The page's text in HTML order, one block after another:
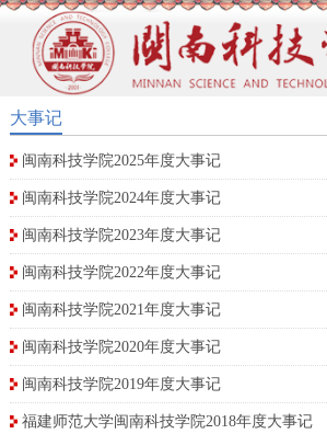
大事记
闽南科技学院2025年度大事记
闽南科技学院2024年度大事记
闽南科技学院2023年度大事记
闽南科技学院2022年度大事记
闽南科技学院2021年度大事记
闽南科技学院2020年度大事记
闽南科技学院2019年度大事记
福建师范大学闽南科技学院2018年度大事记